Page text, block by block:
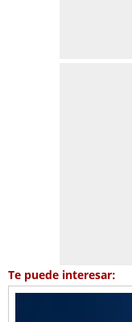
Te puede interesar: